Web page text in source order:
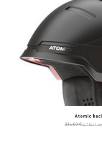
Atomic
231.00€ (1,740.47 kn)